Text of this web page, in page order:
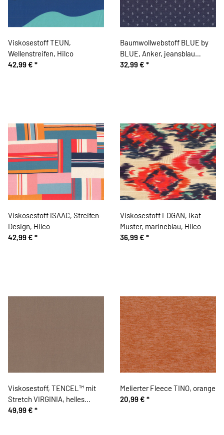
Viskosestoff TEUN,
Wellenstreifen, Hilco
42,99 € *
Baumwollwebstoff BLUE by
BLUE, Anker, jeansblau
meliert, Hilco
32,99 € *
Viskosestoff ISAAC, Streifen-
Design, Hilco
42,99 € *
Viskosestoff LOGAN, Ikat-
Muster, marineblau, Hilco
36,99 € *
Viskosestoff, TENCEL™ mit
Stretch VIRGINIA, helles
schlammbraun, Hilco
49,99 € *
Melierter Fleece TINO, orange
20,99 € *